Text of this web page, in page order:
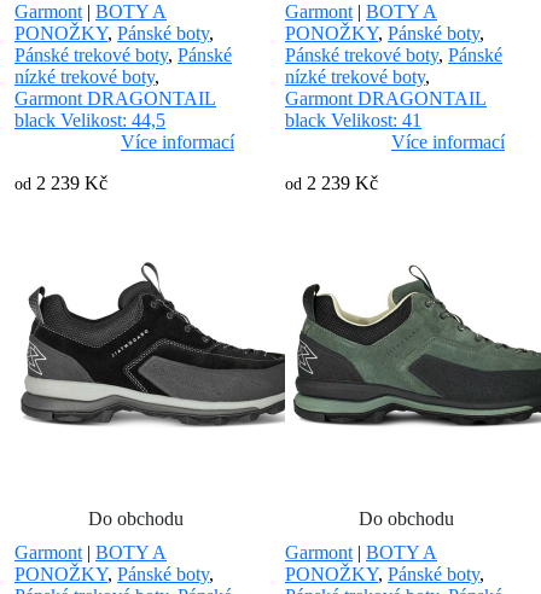
Garmont | BOTY A
PONOŽKY, Pánské boty,
Pánské trekové boty, Pánské
nízké trekové boty,
Garmont DRAGONTAIL
black Velikost: 44,5
Více informací
od 2 239 Kč
Garmont | BOTY A
PONOŽKY, Pánské boty,
Pánské trekové boty, Pánské
nízké trekové boty,
Garmont DRAGONTAIL
black Velikost: 41
Více informací
od 2 239 Kč
Do obchodu
Garmont | BOTY A
PONOŽKY, Pánské boty,
Do obchodu
Garmont | BOTY A
PONOŽKY, Pánské boty,